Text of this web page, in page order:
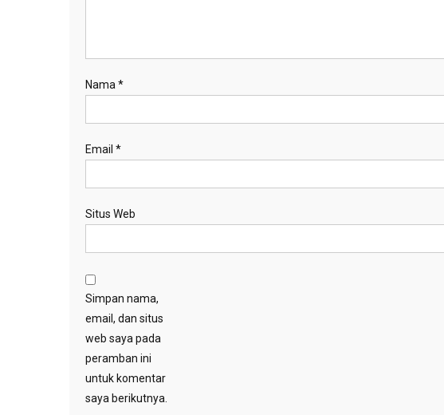
Nama *
Email *
Situs Web
Simpan nama,
email, dan situs
web saya pada
peramban ini
untuk komentar
saya berikutnya.